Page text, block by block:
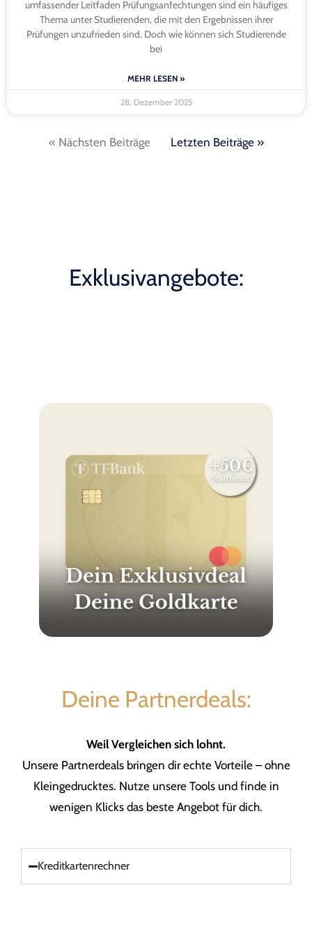
umfassender Leitfaden Prüfungsanfechtungen sind ein häufiges
Thema unter Studierenden, die mit den Ergebnissen ihrer
Prüfungen unzufrieden sind. Doch wie können sich Studierende
bei
MEHR LESEN »
28. Dezember 2025
« Nächsten Beiträge Letzten Beiträge »
Exklusivangebote:
Deine Partnerdeals:
Weil Vergleichen sich lohnt.
Unsere Partnerdeals bringen dir echte Vorteile – ohne
Kleingedrucktes. Nutze unsere Tools und finde in
wenigen Klicks das beste Angebot für dich.
Kreditkartenrechner